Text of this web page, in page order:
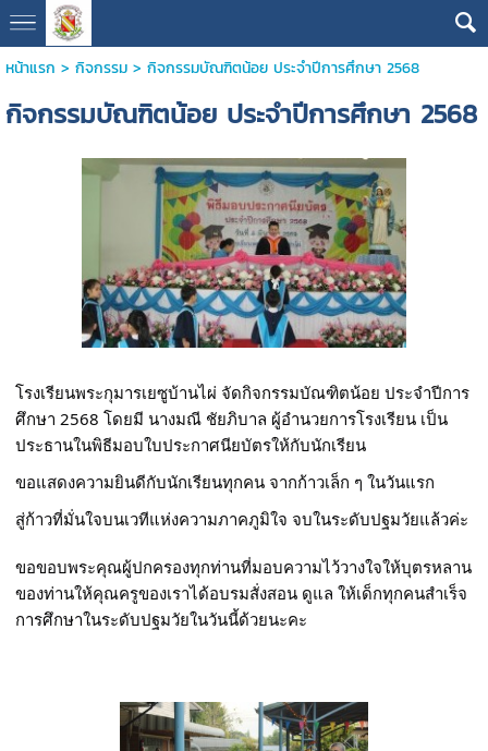
หน้าแรก > กิจกรรม> กิจกรรมบัณฑิตน้อย ประจำปีการศึกษา 2568
กิจกรรมบัณฑิตน้อย ประจำปีการศึกษา 2568
โรงเรียนพระกุมารเยซูบ้านไผ่ จัดกิจกรรมบัณฑิตน้อย ประจำปีการ
ศึกษา 2568 โดยมี นางมณี ชัยภิบาล ผู้อำนวยการโรงเรียน เป็น
ประธานในพิธีมอบใบประกาศนียบัตรให้กับนักเรียน
ขอแสดงความยินดีกับนักเรียนทุกคน จากก้าวเล็ก ๆ ในวันแรก
สู่ก้าวที่มั่นใจบนเวทีแห่งความภาคภูมิใจ จบในระดับปฐมวัยแล้วค่ะ
ขอขอบพระคุณผู้ปกครองทุกท่านที่มอบความไว้วางใจให้บุตรหลาน
ของท่านให้คุณครูของเราได้อบรมสั่งสอน ดูแล ให้เด็กทุกคนสำเร็จ
การศึกษาในระดับปฐมวัยในวันนี้ด้วยนะคะ